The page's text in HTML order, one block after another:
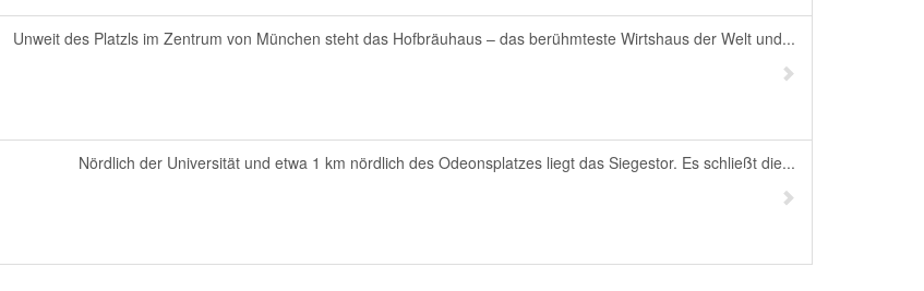
Unweit des Platzls im Zentrum von München steht das Hofbräuhaus – das berühmteste Wirtshaus der Welt und...
Nördlich der Universität und etwa 1 km nördlich des Odeonsplatzes liegt das Siegestor. Es schließt die...